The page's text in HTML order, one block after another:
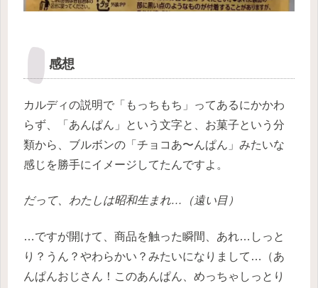
感想
カルディの説明で「もっちもち」ってあるにかかわ
らず、「あんぱん」という文字と、お菓子という分
類から、ブルボンの「チョコあ〜んぱん」みたいな
感じを勝手にイメージしてたんですよ。
だって、わたしは昭和生まれ…（遠い目）
…ですが開けて、商品を触った瞬間、あれ…しっと
り？うん？やわらかい？みたいになりまして…（あ
んぱんおじさん！このあんぱん、めっちゃしっとり